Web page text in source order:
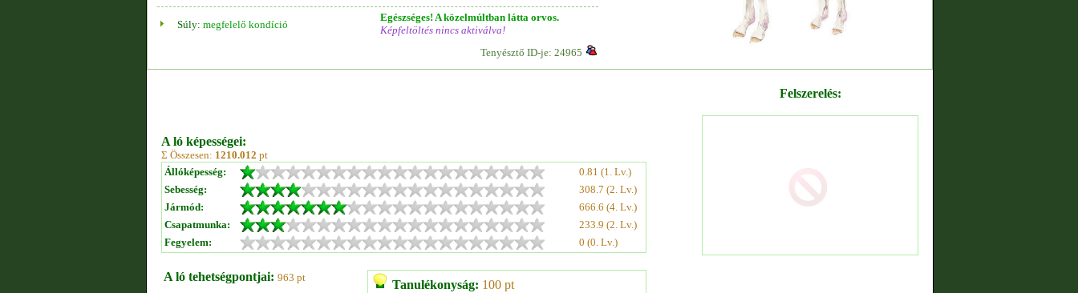
Súly: megfelelő kondíció
Egészséges! A közelmúltban látta orvos.
Képfeltöltés nincs aktiválva!
Tenyésztő ID-je: 24965
A ló képességei:
Σ Összesen: 1210.012 pt
Állóképesség:
0.81 (1. Lv.)
Sebesség:
308.7 (2. Lv.)
Jármód:
666.6 (4. Lv.)
Csapatmunka:
233.9 (2. Lv.)
Fegyelem:
0 (0. Lv.)
A ló tehetségpontjai: 963 pt
Tanulékonyság: 100 pt
Felszerelés: